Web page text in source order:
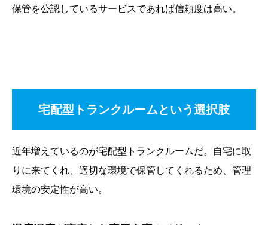
保管を公認しているサービスであれば信頼度は高い。
宅配型トランクルームという選択肢
近年増えているのが宅配型トランクルームだ。自宅に取
りに来てくれ、適切な環境で保管してくれるため、管理
環境の安定性が高い。